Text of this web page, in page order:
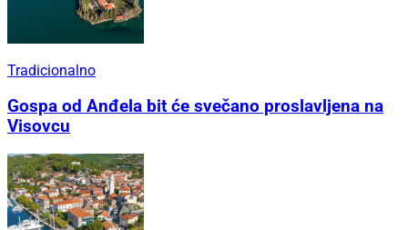
Tradicionalno
Gospa od Anđela bit će svečano proslavljena na
Visovcu